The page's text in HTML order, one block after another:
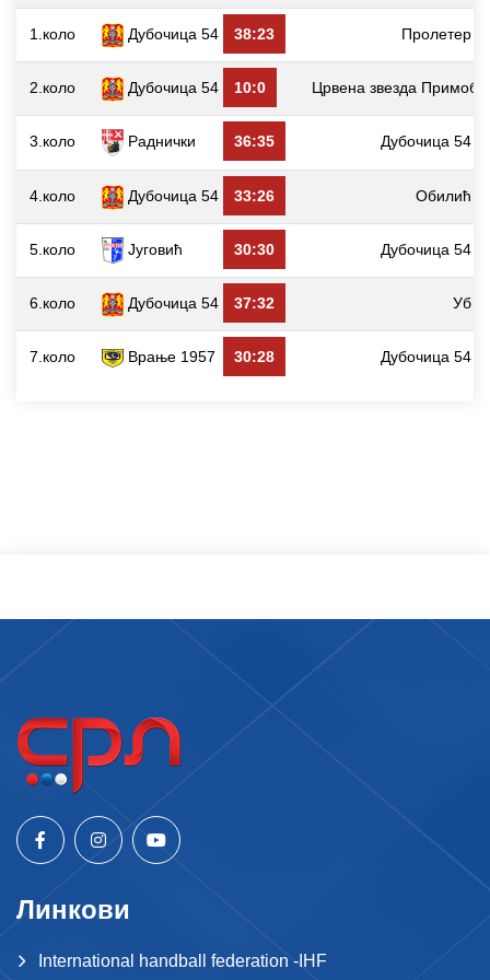
1.коло Дубочица 54 38:23 Пролетер
2.коло Дубочица 54 10:0 Црвена звезда
3.коло Раднички 36:35 Дубочица 54
4.коло Дубочица 54 33:26 Обилић
5.коло Југовић 30:30 Дубочица 54
6.коло Дубочица 54 37:32 Уб
7.коло Врање 1957 30:28 Дубочица 54
Линкови
International handball federation -IHF